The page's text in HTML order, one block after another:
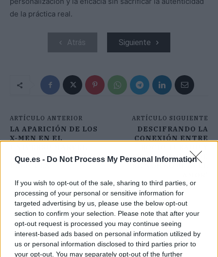
Que.es - Do Not Process My Personal Information
If you wish to opt-out of the sale, sharing to third parties, or
processing of your personal or sensitive information for
targeted advertising by us, please use the below opt-out
section to confirm your selection. Please note that after your
opt-out request is processed you may continue seeing
interest-based ads based on personal information utilized by
us or personal information disclosed to third parties prior to
your opt-out. You may separately opt-out of the further
de la práctica real.
Atrás Siguiente
ARTÍCULO ANTERIOR
LA APARICIÓN DE LOS
X-MEN EN EL
LLEGA CON SU ÚLTIMA
PELÍCULA
ARTÍCULO SIGUIENTE
DESCIFRANDO LA
CONEXIÓN ENTRE
ROSALÍA A TRAVÉS DE
'SE NOS ROMPIÓ EL